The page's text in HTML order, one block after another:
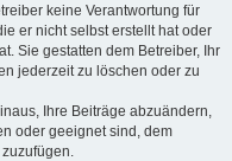
keine Verantwortung für
er nicht selbst erstellt hat oder
Sie gestatten dem Betreiber, Ihr
jederzeit zu löschen oder zu
Ihre Beiträge abzuändern,
oder geeignet sind, dem